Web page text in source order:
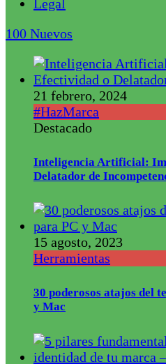
Legal
100 Nuevos
21 febrero, 2024
#HazMarca
Destacado
Inteligencia Artificial:
Delatador de
15 agosto, 2023
Herramientas
30 poderosos atajos del
y Mac